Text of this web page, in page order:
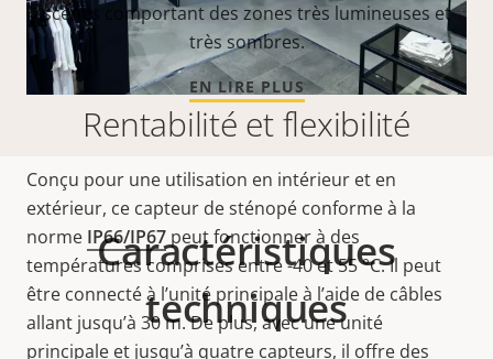
Rentabilité et flexibilité
Conçu pour une utilisation en intérieur et en
extérieur, ce capteur de sténopé conforme à la
norme IP66/IP67 peut fonctionner à des
températures comprises entre -40 et 55 °C. Il peut
être connecté à l’unité principale à l’aide de câbles
allant jusqu’à 30 m. De plus, avec une unité
principale et jusqu’à quatre capteurs, il offre des
scènes comportant des zones très lumineuses et
très sombres.
EN LIRE PLUS
Caractéristiques
techniques